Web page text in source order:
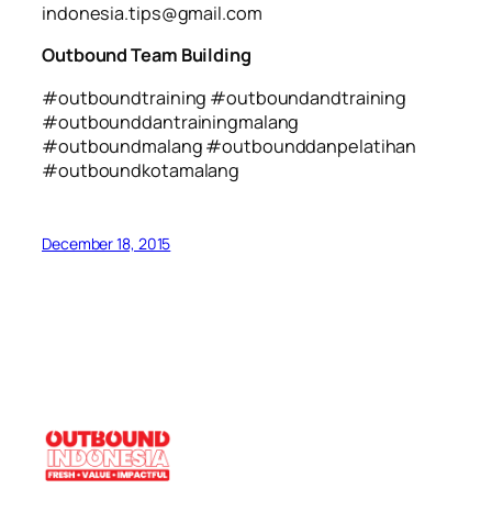
indonesia.tips@gmail.com
Outbound Team Building
#outboundtraining #outboundandtraining
#outbounddantrainingmalang
#outboundmalang #outbounddanpelatihan
#outboundkotamalang
December 18, 2015